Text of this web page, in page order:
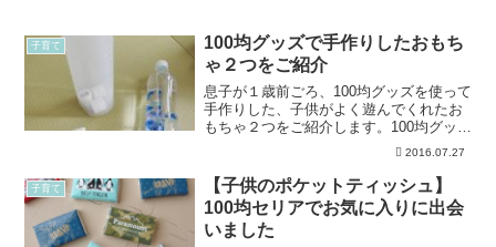
子育て
100均グッズで手作りしたおもち
ゃ２つをご紹介
息子が１歳前ごろ、100均グッズを使って
手作りした、子供がよく遊んでくれたお
もちゃ２つをご紹介します。100均グッズ
で手作りしたおもちゃ２つをご紹介ご紹
となり、今後変更や廃番の可能性もあり
ます。また店舗に...
2016.07.27
子育て
【子供のポケットティッシュ】
100均セリアでお気に入りに出会
いました